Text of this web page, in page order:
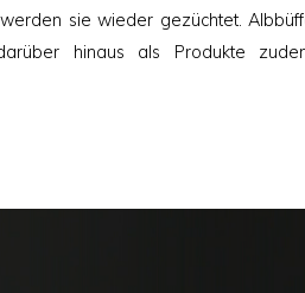
sie wieder gezüchtet.
hinaus als Produkte